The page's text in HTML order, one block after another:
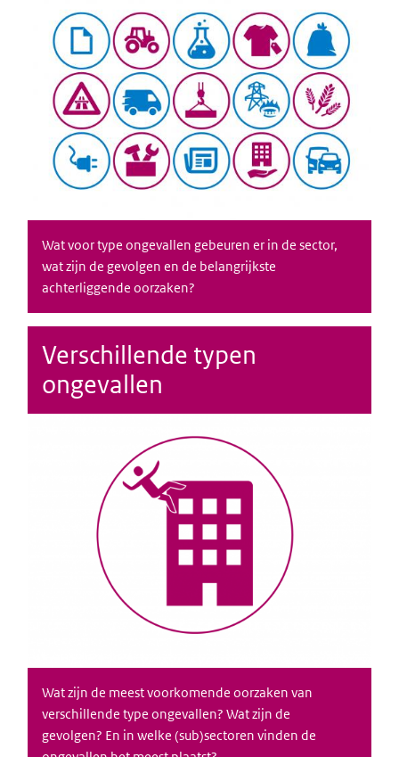
Wat voor type ongevallen gebeuren er in de sector,
wat zijn de gevolgen en de belangrijkste
achterliggende oorzaken?
Verschillende typen
ongevallen
Wat zijn de meest voorkomende oorzaken van
verschillende type ongevallen? Wat zijn de
gevolgen? En in welke (sub)sectoren vinden de